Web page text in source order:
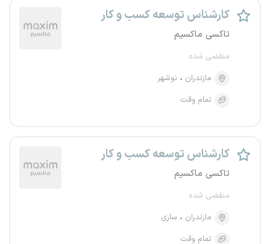
کارشناس توسعه کسب و کار
تاکسی ماکسیم
منقضی شده
مازندران
نوشهر
تمام وقت
کارشناس توسعه کسب و کار
تاکسی ماکسیم
منقضی شده
مازندران
ساری
تمام وقت